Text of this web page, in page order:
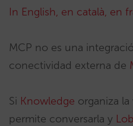
In English, en català, en
MCP no es una
conectividad externa de
Si Knowledge organiza
permite conversarla y